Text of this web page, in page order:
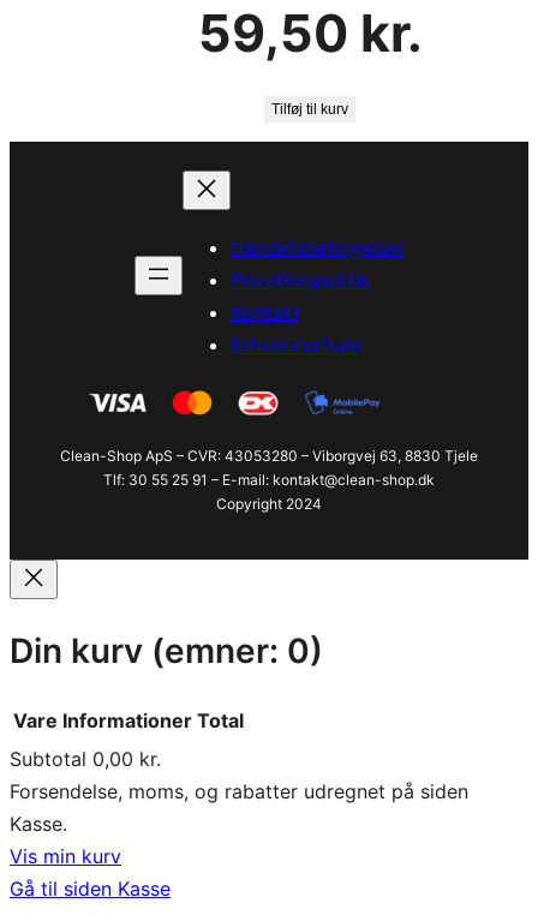
59,50 kr.
Tilføj til kurv
Handelsbetingelser
Privatlivspolitik
Kontakt
Erhvervsaftale
Clean-Shop ApS – CVR: 43053280 – Viborgvej 63, 8830 Tjele
Tlf: 30 55 25 91 – E-mail: kontakt@clean-shop.dk
Copyright 2024
Din kurv (emner: 0)
Varer
i
indkøbskurv
Vare Informationer Total
Subtotal 0,00 kr.
Forsendelse, moms, og rabatter udregnet på siden
Kasse.
Vis min kurv
Gå til siden Kasse